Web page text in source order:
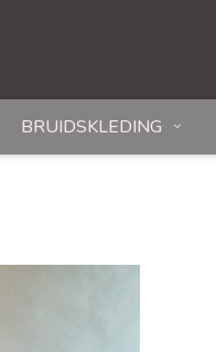
BRUIDSKLEDING